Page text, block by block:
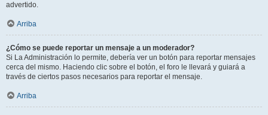
advertido.
Arriba
¿Cómo se puede reportar un mensaje a un moderador?
Si La Administración lo permite, debería ver un botón para reportar mensajes
cerca del mismo. Haciendo clic sobre el botón, el foro le llevará y guiará a
través de ciertos pasos necesarios para reportar el mensaje.
Arriba